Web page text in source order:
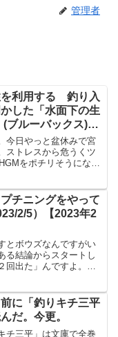
管理者
を利用する 釣り入
した「水面下の生
(ブルーバックス)
了
今日やっと盆休みで宮
ストレスから危うくツ
をポチリそうになっ
この本を一言で言え
たこ...
チニングをやって
2/5）【2023年2
とボウズなんですがい
る結論からスタートし
回出た」んですよ。ト
のの、２月の宮崎でも
立するじ...
に「釣りキチ三平
だ。今更。
チ三平」は文庫で全巻